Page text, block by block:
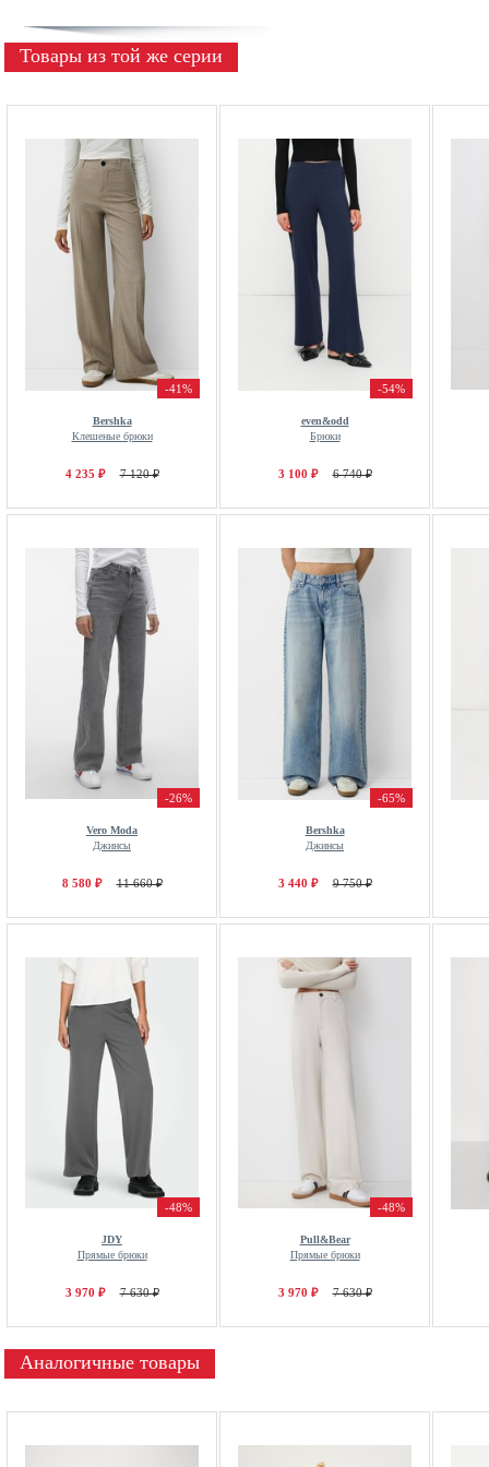
Товары из той же серии
-41%
Bershka
Клешеные брюки
4 235 ₽ 7 120 ₽
-54%
even&odd
Брюки
3 100 ₽ 6 740 ₽
-26%
Vero Moda
Джинсы
8 580 ₽ 11 660 ₽
-65%
Bershka
Джинсы
3 440 ₽ 9 750 ₽
-48%
JDY
Прямые брюки
3 970 ₽ 7 630 ₽
-48%
Pull&Bear
Прямые брюки
3 970 ₽ 7 630 ₽
Аналогичные товары